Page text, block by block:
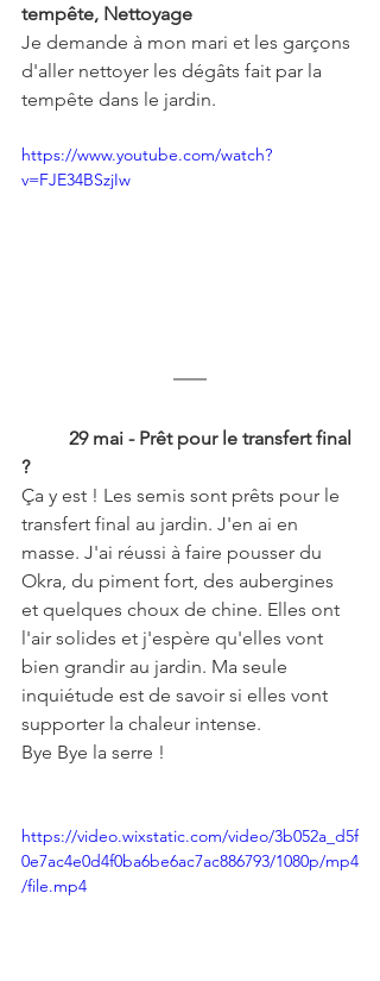
tempête, Nettoyage
Je demande à mon mari et les garçons
d'aller nettoyer les dégâts fait par la
tempête dans le jardin.
https://www.youtube.com/watch?
v=FJE34BSzjIw
29 mai - Prêt pour le transfert final
?
Ça y est ! Les semis sont prêts pour le
transfert final au jardin. J'en ai en
masse. J'ai réussi à faire pousser du
Okra, du piment fort, des aubergines
et quelques choux de chine. Elles ont
l'air solides et j'espère qu'elles vont
bien grandir au jardin. Ma seule
inquiétude est de savoir si elles vont
supporter la chaleur intense.
Bye Bye la serre !
https://video.wixstatic.com/video/3b052a_d5f
0e7ac4e0d4f0ba6be6ac7ac886793/1080p/mp4
/file.mp4